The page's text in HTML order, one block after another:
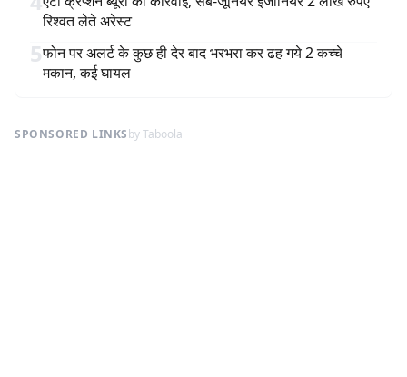
रिश्वत लेते अरेस्ट
5फोन पर अलर्ट के कुछ ही देर बाद भरभरा कर ढह गये 2 कच्चे
मकान, कई घायल
SPONSORED LINKSby Taboola